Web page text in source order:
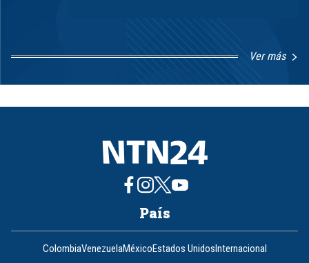
Ver más
1
8
País
ColombiaVenezuelaMéxicoEstados UnidosInternacional